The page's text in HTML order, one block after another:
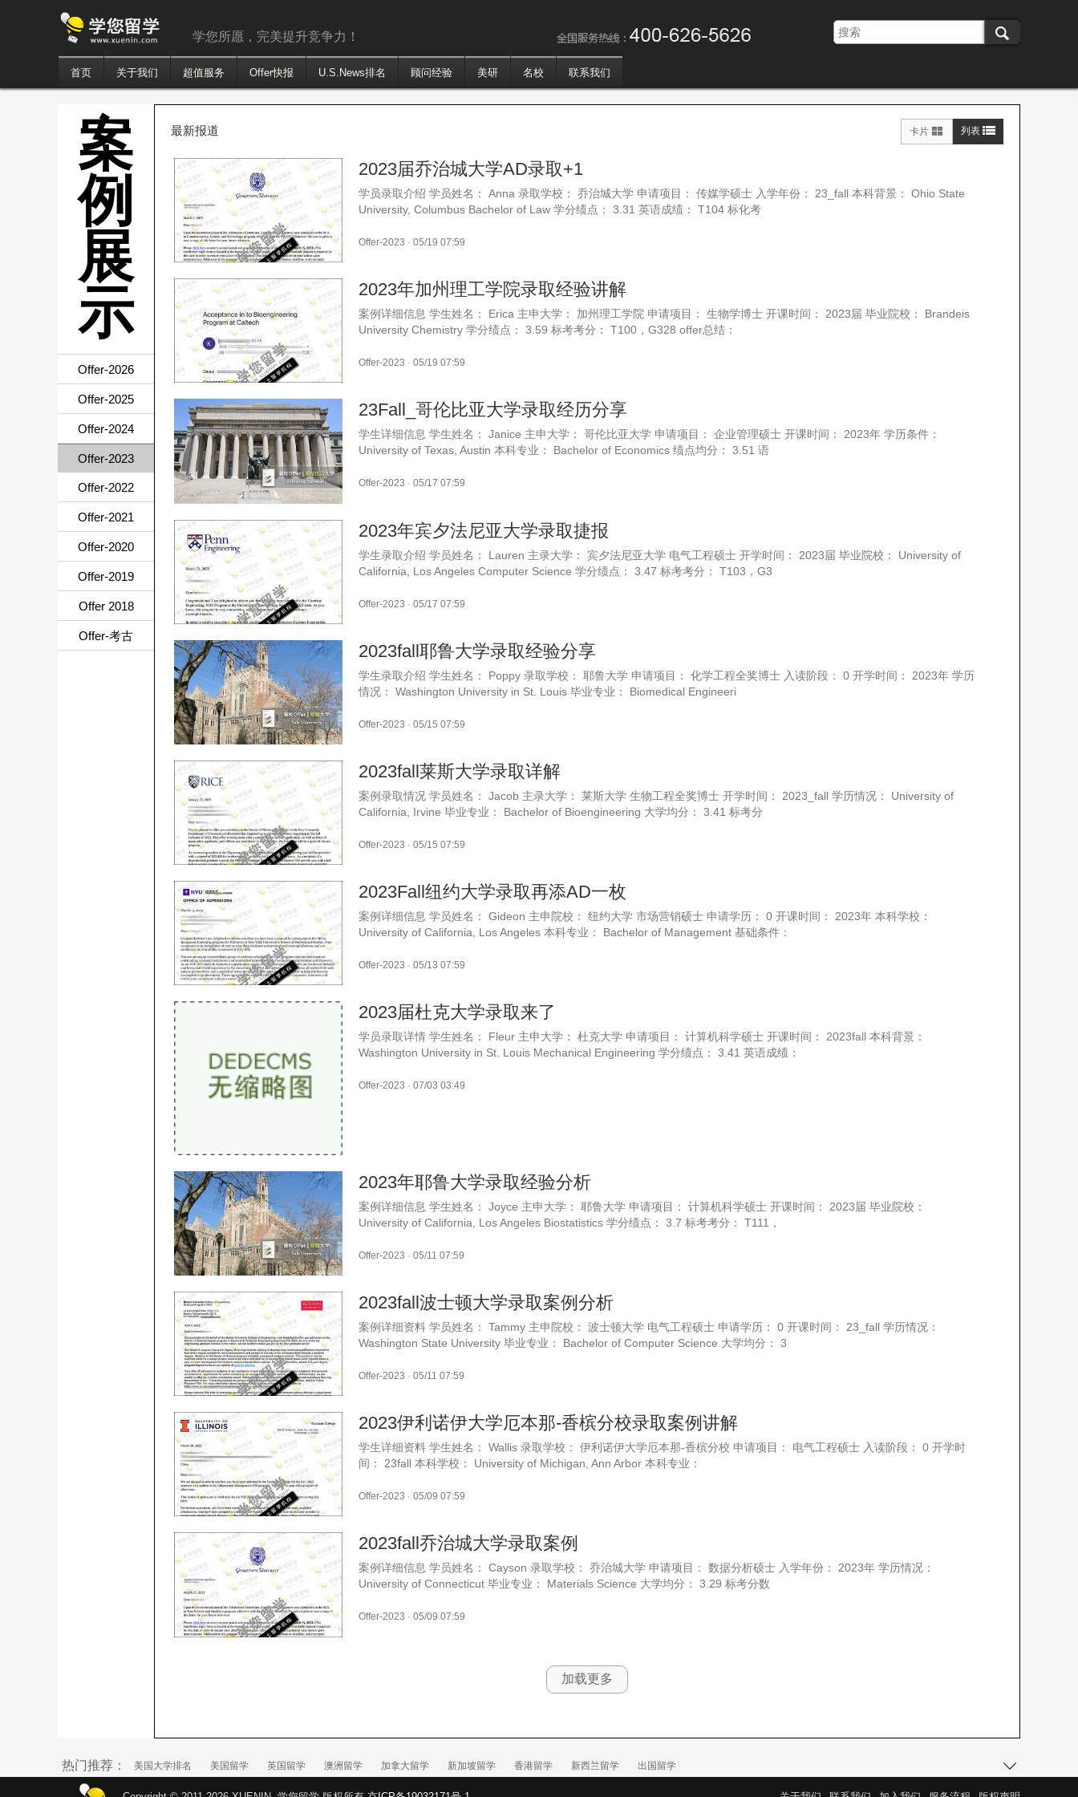
学您所愿，完美提升竞争力！
首页 关于我们 超值服务 Offer快报 U.S.News排名 顾问经验 美研 名校 联系我们
案
例
展
示
Offer-2026
Offer-2025
Offer-2024
Offer-2023
Offer-2022
Offer-2021
Offer-2020
Offer-2019
Offer 2018
Offer-考古
最新报道 卡片 列表
2023届乔治城大学AD录取+1
学员录取介绍 学员姓名： Anna 录取学校： 乔治城大学 申请项目： 传媒学硕士 入学年份： 23_fall 本科背景： Ohio State
University, Columbus Bachelor of Law 学分绩点： 3.31 英语成绩： T104 标化考
Offer-2023 · 05/19 07:59
2023年加州理工学院录取经验讲解
案例详细信息 学生姓名： Erica 主申大学： 加州理工学院 申请项目： 生物学博士 开课时间： 2023届 毕业院校： Brandeis
University Chemistry 学分绩点： 3.59 标考考分： T100，G328 offer总结：
Offer-2023 · 05/19 07:59
23Fall_哥伦比亚大学录取经历分享
学生详细信息 学生姓名： Janice 主申大学： 哥伦比亚大学 申请项目： 企业管理硕士 开课时间： 2023年 学历条件：
University of Texas, Austin 本科专业： Bachelor of Economics 绩点均分： 3.51 语
Offer-2023 · 05/17 07:59
2023年宾夕法尼亚大学录取捷报
学生录取介绍 学员姓名： Lauren 主录大学： 宾夕法尼亚大学 电气工程硕士 开学时间： 2023届 毕业院校： University of
California, Los Angeles Computer Science 学分绩点： 3.47 标考考分： T103，G3
Offer-2023 · 05/17 07:59
2023fall耶鲁大学录取经验分享
学生录取介绍 学生姓名： Poppy 录取学校： 耶鲁大学 申请项目： 化学工程全奖博士 入读阶段： 0 开学时间： 2023年 学历
情况： Washington University in St. Louis 毕业专业： Biomedical Engineeri
Offer-2023 · 05/15 07:59
2023fall莱斯大学录取详解
案例录取情况 学员姓名： Jacob 主录大学： 莱斯大学 生物工程全奖博士 开学时间： 2023_fall 学历情况： University of
California, Irvine 毕业专业： Bachelor of Bioengineering 大学均分： 3.41 标考分
Offer-2023 · 05/15 07:59
2023Fall纽约大学录取再添AD一枚
案例详细信息 学员姓名： Gideon 主申院校： 纽约大学 市场营销硕士 申请学历： 0 开课时间： 2023年 本科学校：
University of California, Los Angeles 本科专业： Bachelor of Management 基础条件：
Offer-2023 · 05/13 07:59
2023届杜克大学录取来了
学员录取详情 学生姓名： Fleur 主申大学： 杜克大学 申请项目： 计算机科学硕士 开课时间： 2023fall 本科背景：
Washington University in St. Louis Mechanical Engineering 学分绩点： 3.41 英语成绩：
Offer-2023 · 07/03 03:49
2023年耶鲁大学录取经验分析
案例详细信息 学生姓名： Joyce 主申大学： 耶鲁大学 申请项目： 计算机科学硕士 开课时间： 2023届 毕业院校：
University of California, Los Angeles Biostatistics 学分绩点： 3.7 标考考分： T111，
Offer-2023 · 05/11 07:59
2023fall波士顿大学录取案例分析
案例详细资料 学员姓名： Tammy 主申院校： 波士顿大学 电气工程硕士 申请学历： 0 开课时间： 23_fall 学历情况：
Washington State University 毕业专业： Bachelor of Computer Science 大学均分： 3
Offer-2023 · 05/11 07:59
2023伊利诺伊大学厄本那-香槟分校录取案例讲解
学生详细资料 学生姓名： Wallis 录取学校： 伊利诺伊大学厄本那-香槟分校 申请项目： 电气工程硕士 入读阶段： 0 开学时
间： 23fall 本科学校： University of Michigan, Ann Arbor 本科专业：
Offer-2023 · 05/09 07:59
2023fall乔治城大学录取案例
案例详细信息 学员姓名： Cayson 录取学校： 乔治城大学 申请项目： 数据分析硕士 入学年份： 2023年 学历情况：
University of Connecticut 毕业专业： Materials Science 大学均分： 3.29 标考分数
Offer-2023 · 05/09 07:59
加载更多
热门推荐： 美国大学排名 美国留学 英国留学 澳洲留学 加拿大留学 新加坡留学 香港留学 新西兰留学 出国留学